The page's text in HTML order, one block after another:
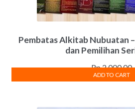
Pembatas Alkitab Nubuatan
dan Pemilihan
Rp2,000.00
ADD TO CART